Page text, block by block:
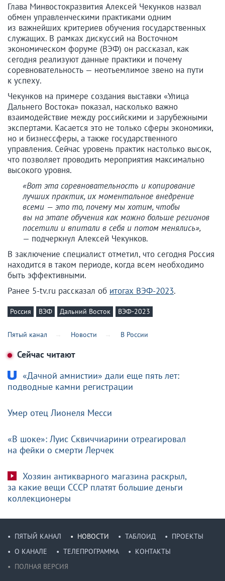
Глава Минвостокразвития Алексей Чекунков назвал
обмен управленческими практиками одним
из важнейших критериев обучения государственных
служащих. В рамках дискуссий на Восточном
экономическом форуме (ВЭФ) он рассказал, как
сегодня реализуют данные практики и почему
соревновательность — неотьемлимое звено на пути
к успеху.
Чекунков на примере создания выставки «Улица
Дальнего Востока» показал, насколько важно
взаимодействие между российскими и зарубежными
экспертами. Касается это не только сферы экономики,
но и бизнессферы, а также государственного
управления. Сейчас уровень практик настолько высок,
что позволяет проводить мероприятия максимально
высокого уровня.
«Вот эта соревновательность и копирование
лучших практик, их моментальное внедрение
всеми — это то, почему мы хотим, чтобы
вы на этапе обучения как можно больше регионов
посетили и впитали в себя и потом менялись»,
— подчеркнул Алексей Чекунков.
В заключение специалист отметил, что сегодня Россия
находится в таком периоде, когда всем необходимо
быть эффективными.
Ранее 5-tv.ru рассказал об итогах ВЭФ-2023.
Россия ВЭФ Дальний Восток ВЭФ-2023
Пятый канал Новости В России
Сейчас читают
«Дачной амнистии» дали еще пять лет:
подводные камни регистрации
Умер отец Лионеля Месси
«В шоке»: Луис Сквиччиарини отреагировал
на фейки о смерти Лерчек
Хозяин антикварного магазина раскрыл,
за какие вещи СССР платят большие деньги
коллекционеры
ПЯТЫЙ КАНАЛ НОВОСТИ ТАБЛОИД
ПРОЕКТЫ
О КАНАЛЕ
ТЕЛЕПРОГРАММА
КОНТАКТЫ
ПОЛНАЯ ВЕРСИЯ